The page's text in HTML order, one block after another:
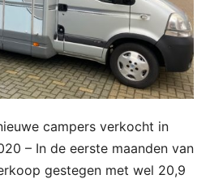
campers verkocht in
– In de eerste maanden van
gestegen met wel 20,9